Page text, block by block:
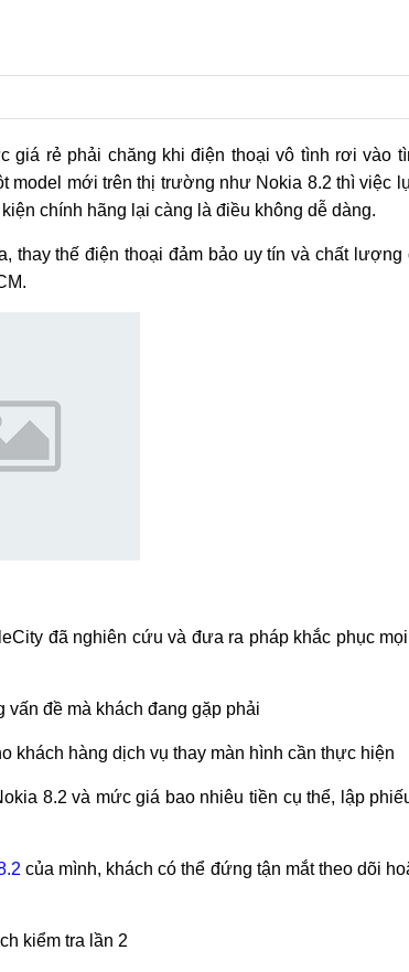
rẻ phải chăng khi điện thoại vô tình rơi vào
model mới trên thị trường như Nokia 8.2 thì việc
chính hãng lại càng là điều không dễ dàng.
thay thế điện thoại đảm bảo uy tín và chất
đã nghiên cứu và đưa ra pháp khắc phục
vấn đề mà khách đang gặp phải
khách hàng dịch vụ thay màn hình cần thực hiện
8.2 và mức giá bao nhiêu tiền cụ thể, lập
của mình, khách có thể đứng tận mắt theo dõi
kiểm tra lần 2